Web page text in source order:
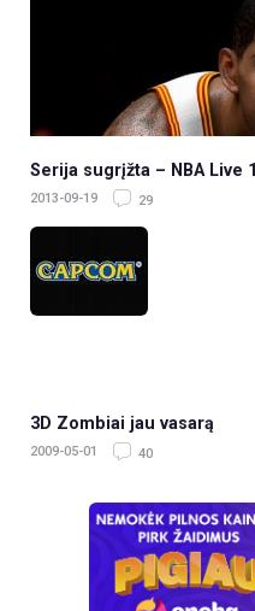
Serija sugrįžta – NBA Live
2013-09-19 29
3D Zombiai jau vasarą
2009-05-01 40